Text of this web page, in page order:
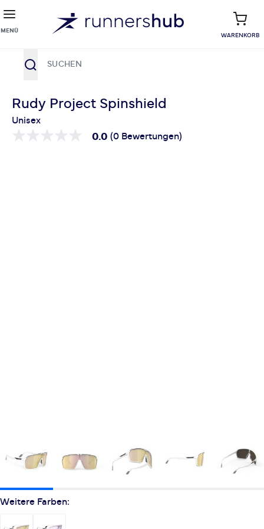
MENÜ
WARENKORB
Rudy Project Spinshield
Unisex
0.0 (0 Bewertungen)
Weitere Farben: